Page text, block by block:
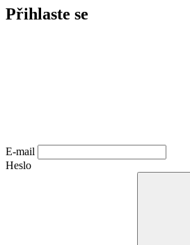
Přihlaste se
E-mail
Heslo